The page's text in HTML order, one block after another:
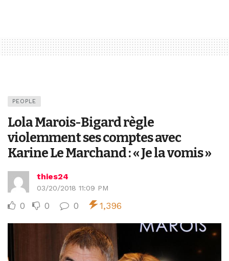
PEOPLE
Lola Marois-Bigard règle
violemment ses comptes avec
Karine Le Marchand : « Je la vomis »
thies24
03/20/2018 11:09 PM
0 0 0 1,396